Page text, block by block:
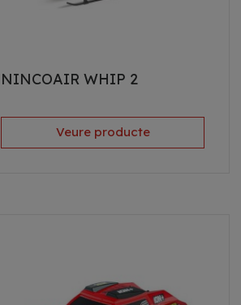
NINCOAIR WHIP 2
Veure producte